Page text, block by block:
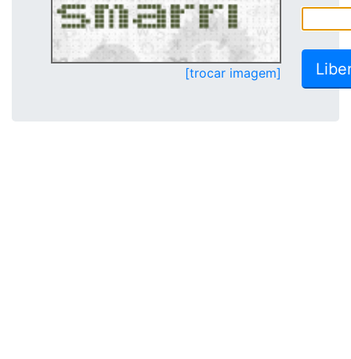
[trocar imagem]